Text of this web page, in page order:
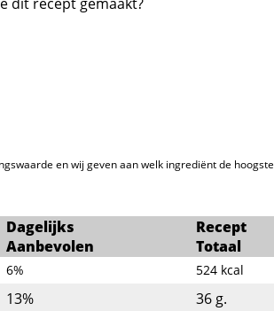
dit recept gemaakt?
en wij geven aan welk ingrediënt de hoogste
Dagelijks
Aanbevolen
Recept
Totaal
6% 524 kcal
13% 36 g.